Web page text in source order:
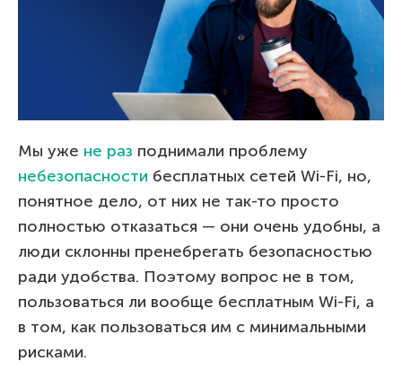
Мы уже не раз поднимали проблему
небезопасности бесплатных сетей Wi-Fi, но,
понятное дело, от них не так-то просто
полностью отказаться — они очень удобны, а
люди склонны пренебрегать безопасностью
ради удобства. Поэтому вопрос не в том,
пользоваться ли вообще бесплатным Wi-Fi, а
в том, как пользоваться им с минимальными
рисками.